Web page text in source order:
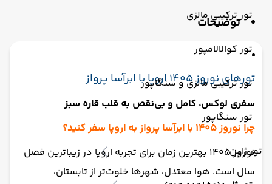
تور ترکیبی مالزی
تور کوالالامپور
تور ترکیبی مالزی و سنگاپور
تور سنگاپور
تور ژاپن
توضیحات
تورهای نوروز ۱۴۰۵ اروپا با ابرآسا پرواز
سفری لوکس، کامل و بی‌نقص به قلب قاره سبز
چرا نوروز ۱۴۰۵ با ابرآسا پرواز به اروپا سفر کنید؟
نوروز ۱۴۰۵ بهترین زمان برای تجربه اروپا در زیباترین فصل
سال است. هوا معتدل، شهرها خلوت‌تر از تابستان،